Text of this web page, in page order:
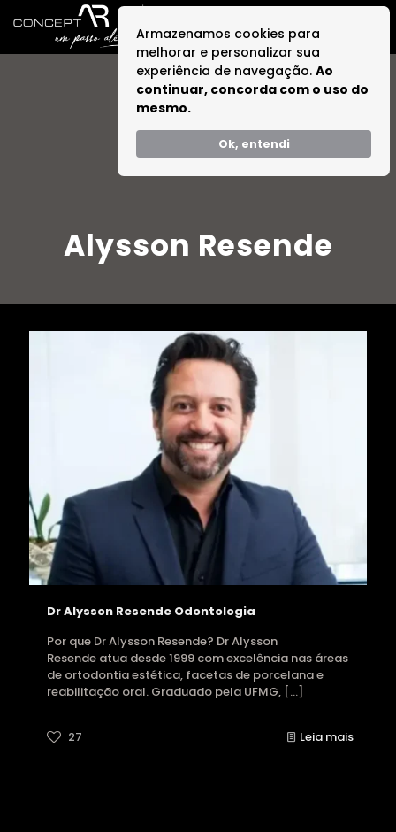
Armazenamos cookies para
melhorar e personalizar sua
experiência de navegação. Ao
continuar, concorda com o uso do
mesmo.
Ok, entendi
Alysson Resende
Dr Alysson Resende Odontologia
Por que Dr Alysson Resende? Dr Alysson
Resende atua desde 1999 com excelência nas áreas
de ortodontia estética, facetas de porcelana e
reabilitação oral. Graduado pela UFMG, […]
27 Leia mais